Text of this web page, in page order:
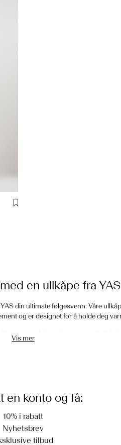
en ullkåpe fra YAS
din ultimate følgesvenn. Våre
og er designet for å holde deg
som løfter vintermoten.
silhuetter, og sørger for at du
vidundre. Ull er kjent for sine
som er like skånsomt mot miljøet
Vis mer
en konto og få:
10% i rabatt
Nyhetsbrev
tilbud